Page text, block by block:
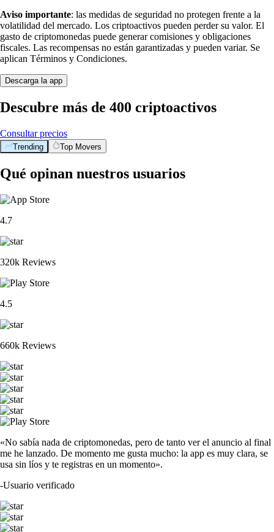
Aviso importante: las medidas de seguridad no protegen frente a la
volatilidad del mercado. Los criptoactivos pueden perder su valor. El
gasto de criptomonedas puede generar comisiones y obligaciones
fiscales. Las recompensas no están garantizadas y pueden variar. Se
aplican Términos y Condiciones.
Descarga la app
Descubre más de 400 criptoactivos
Consultar precios
Trending Top Movers
Qué opinan nuestros usuarios
4.7
320k Reviews
4.5
660k Reviews
«No sabía nada de criptomonedas, pero de tanto ver el anuncio al final
me he lanzado. De momento me gusta mucho: la app es muy clara, se
usa sin líos y te registras en un momento».
-Usuario verificado